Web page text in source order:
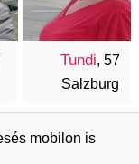
Tundi, 57
Salzburg
mobilon is